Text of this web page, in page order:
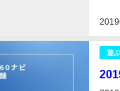
2019
遊ぶ